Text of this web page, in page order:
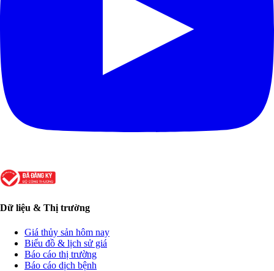
Dữ liệu & Thị trường
Giá thủy sản hôm nay
Biểu đồ & lịch sử giá
Báo cáo thị trường
Báo cáo dịch bệnh